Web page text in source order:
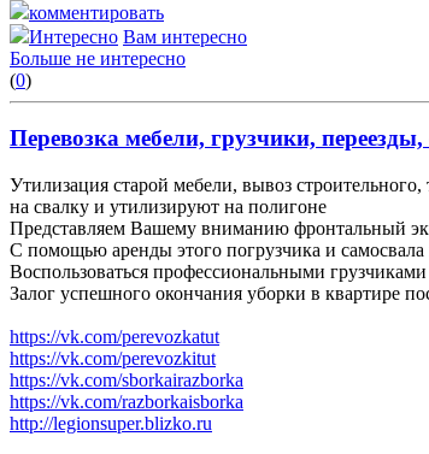
комментировать
Интересно Вам интересно
Больше не интересно
(0)
Перевозка мебели, грузчики,
Утилизация старой мебели, вывоз
на свалку и утилизируют на полигоне
Представляем Вашему вниманию фронтальный
С помощью аренды этого погрузчика и
Воспользоваться профессиональными
Залог успешного окончания уборки в квартире
https://vk.com/perevozkatut
https://vk.com/perevozkitut
https://vk.com/sborkairazborka
https://vk.com/razborkaisborka
http://legionsuper.blizko.ru